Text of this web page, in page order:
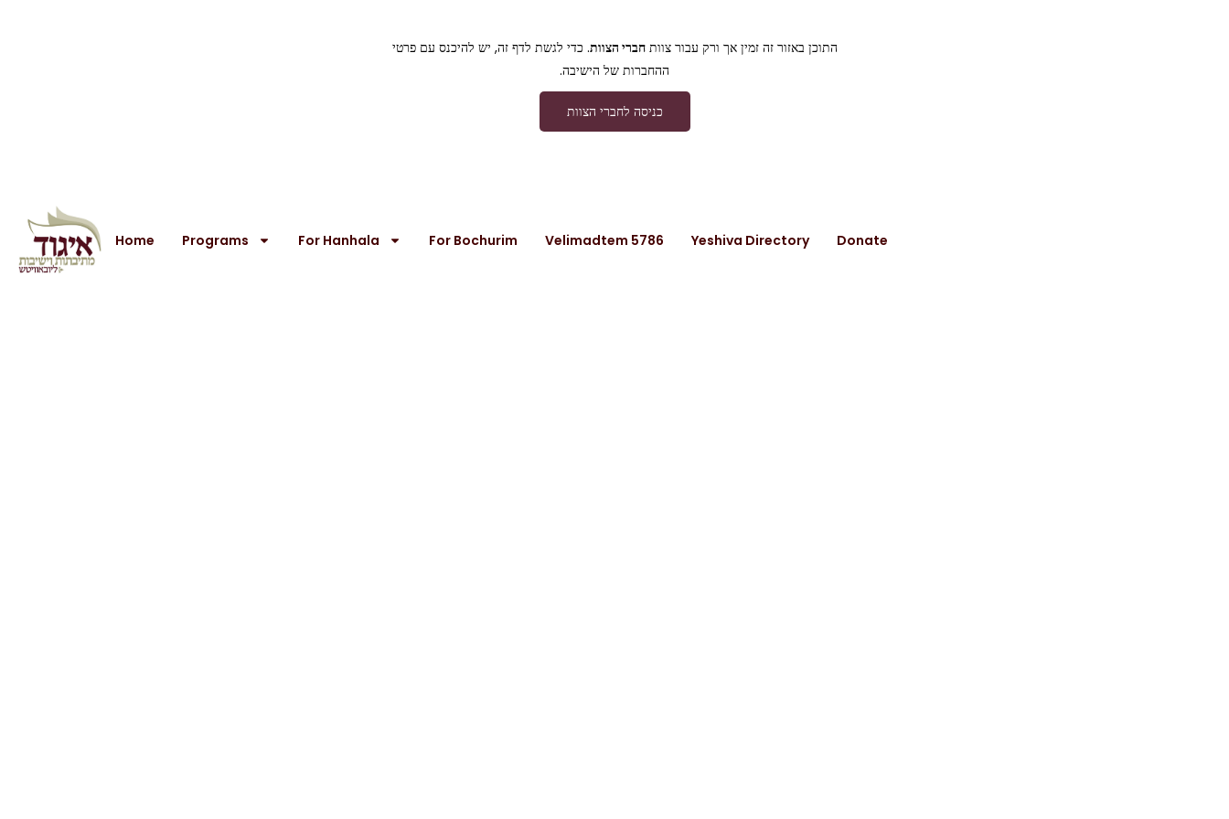
התוכן באזור זה זמין אך ורק עבור צוותחברי הצוות. כדי לגשת לדף זה, יש להיכנס עם פרטי
ההחברות של הישיבה.
כניסה לחברי הצוות
Home Programs For Hanhala For Bochurim Velimadtem 5786 Yeshiva Directory Donate